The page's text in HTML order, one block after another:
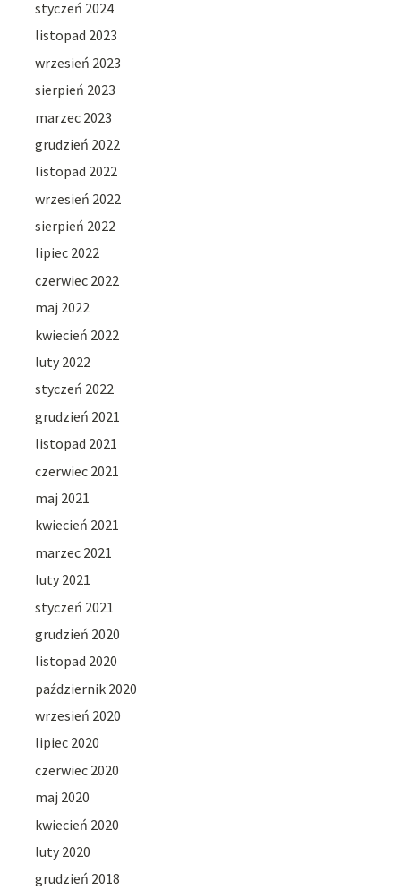
styczeń 2024
listopad 2023
wrzesień 2023
sierpień 2023
marzec 2023
grudzień 2022
listopad 2022
wrzesień 2022
sierpień 2022
lipiec 2022
czerwiec 2022
maj 2022
kwiecień 2022
luty 2022
styczeń 2022
grudzień 2021
listopad 2021
czerwiec 2021
maj 2021
kwiecień 2021
marzec 2021
luty 2021
styczeń 2021
grudzień 2020
listopad 2020
październik 2020
wrzesień 2020
lipiec 2020
czerwiec 2020
maj 2020
kwiecień 2020
luty 2020
grudzień 2018